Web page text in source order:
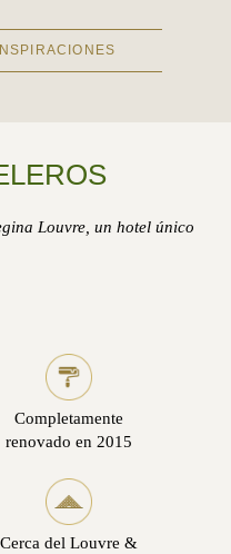
Louvre, un hotel único
Completamente
renovado en 2015
Cerca del Louvre &